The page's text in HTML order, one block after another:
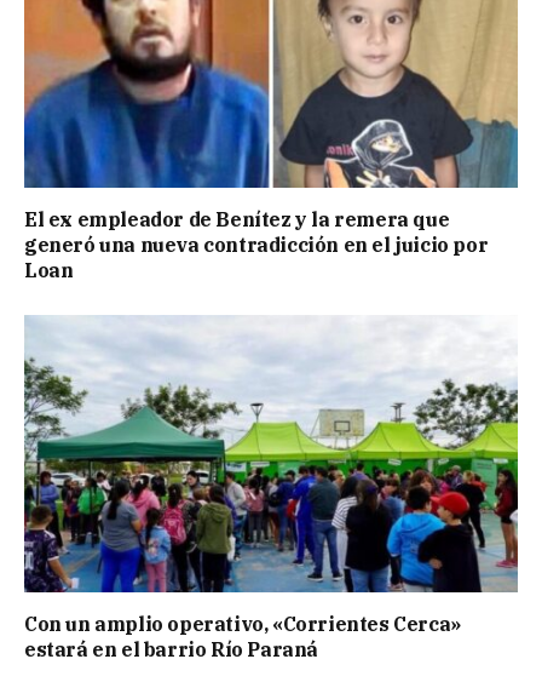
El ex empleador de Benítez y la remera que
generó una nueva contradicción en el juicio por
Loan
Con un amplio operativo, «Corrientes Cerca»
estará en el barrio Río Paraná